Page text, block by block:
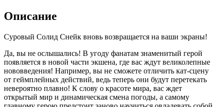
Описание
Суровый Солид Снейк вновь возвращается на ваши экраны!
Да, вы не ослышались! В угоду фанатам знаменитый герой
появляется в новой части экшена, где вас ждут великолепные
нововведения! Например, вы не сможете отличить кат-сцену
от геймплейных действий, ведь теперь они будут перетекать
невероятно плавно! К слову о красоте мира, вас ждет
открытый мир и динамическая смена погоды, а самому